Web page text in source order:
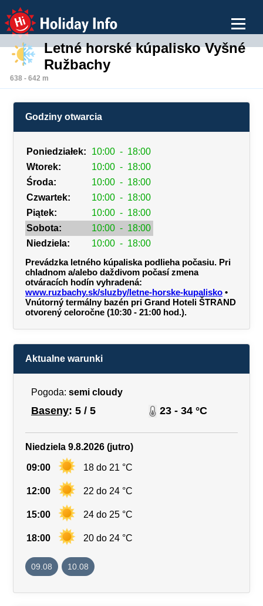
Holiday Info
Letné horské kúpalisko Vyšné
Ružbachy
638 - 642 m
Godziny otwarcia
Poniedziałek: 10:00 - 18:00
Wtorek:
10:00 - 18:00
Środa:
10:00 - 18:00
Czwartek:
10:00 - 18:00
Piątek:
10:00 - 18:00
Sobota:
10:00 - 18:00
Niedziela:
10:00 - 18:00
Prevádzka letného kúpaliska podlieha počasiu. Pri
chladnom a/alebo daždivom počasí zmena
otváracích hodín vyhradená:
www.ruzbachy.sk/sluzby/letne-horske-kupalisko •
Vnútorný termálny bazén pri Grand Hoteli ŠTRAND
otvorený celoročne (10:30 - 21:00 hod.).
Aktualne warunki
Pogoda: semi cloudy
Baseny: 5 / 5 23 - 34 °C
Niedziela 9.8.2026 (jutro)
09:00 18 do 21 °C
12:00 22 do 24 °C
15:00 24 do 25 °C
18:00 20 do 24 °C
09.08 10.08